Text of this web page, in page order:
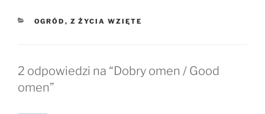
KATEGORIE
OGRÓD , Z ŻYCIA WZIĘTE
2 odpowiedzi na “Dobry omen / Good
omen”